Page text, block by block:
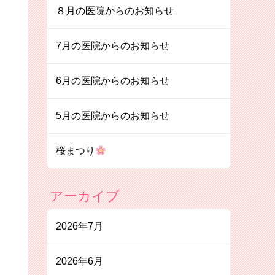
８月の医院からのお知らせ
7月の医院からのお知らせ
6月の医院からのお知らせ
5月の医院からのお知らせ
桜まつり
アーカイブ
2026年7月
2026年6月